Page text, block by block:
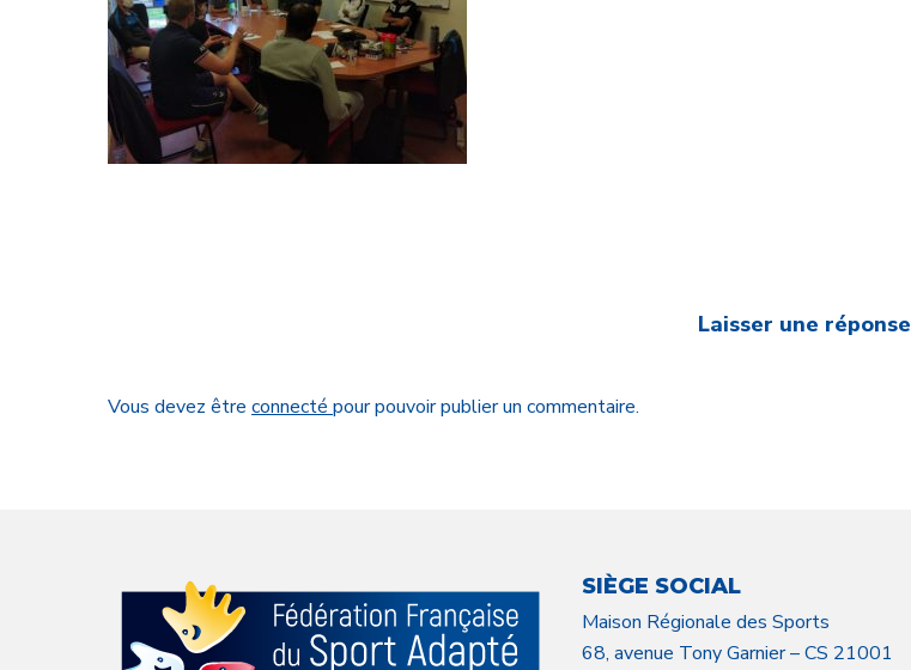
Laisser une réponse
Vous devez être connecté pour pouvoir publier un commentaire.
SIÈGE SOCIAL
Maison Régionale des Sports
68, avenue Tony Garnier – CS 21001